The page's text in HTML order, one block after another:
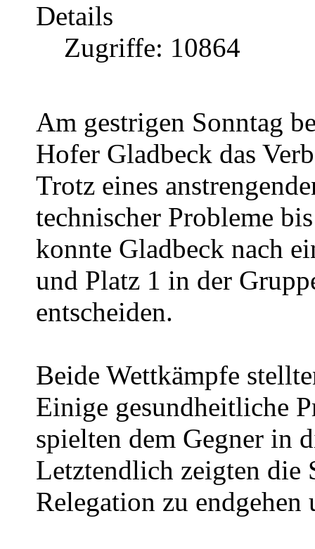
Details
Zugriffe: 10864
Am gestrigen Sonntag
Hofer Gladbeck das
Trotz eines
technischer Probleme
konnte Gladbeck nach
und Platz 1 in der
entscheiden.
Beide Wettkämpfe
Einige gesundheitliche
spielten dem Gegner in
Letztendlich zeigten die
Relegation zu